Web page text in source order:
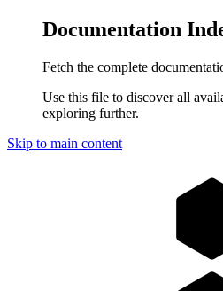
Documentation
Fetch the complete
Use this file to discover all
exploring further.
Skip to main content